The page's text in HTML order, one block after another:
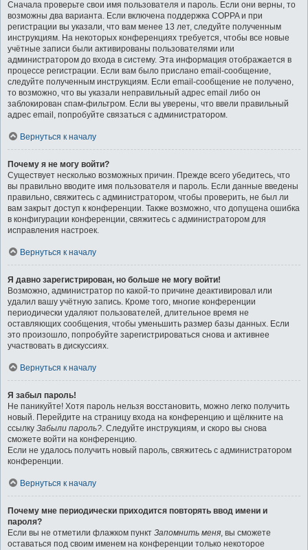
Сначала проверьте свои имя пользователя и пароль. Если они верны, то
возможны два варианта. Если включена поддержка COPPA и при
регистрации вы указали, что вам менее 13 лет, следуйте полученным
инструкциям. На некоторых конференциях требуется, чтобы все новые
учётные записи были активированы пользователями или
администратором до входа в систему. Эта информация отображается в
процессе регистрации. Если вам было прислано email-сообщение,
следуйте полученным инструкциям. Если email-сообщение не получено,
то возможно, что вы указали неправильный адрес email либо он
заблокирован спам-фильтром. Если вы уверены, что ввели правильный
адрес email, попробуйте связаться с администратором.
Вернуться к началу
Почему я не могу войти?
Существует несколько возможных причин. Прежде всего убедитесь, что
вы правильно вводите имя пользователя и пароль. Если данные введены
правильно, свяжитесь с администратором, чтобы проверить, не был ли
вам закрыт доступ к конференции. Также возможно, что допущена ошибка
в конфигурации конференции, свяжитесь с администратором для
исправления настроек.
Вернуться к началу
Я давно зарегистрирован, но больше не могу войти!
Возможно, администратор по какой-то причине деактивировал или
удалил вашу учётную запись. Кроме того, многие конференции
периодически удаляют пользователей, длительное время не
оставляющих сообщения, чтобы уменьшить размер базы данных. Если
это произошло, попробуйте зарегистрироваться снова и активнее
участвовать в дискуссиях.
Вернуться к началу
Я забыл пароль!
Не паникуйте! Хотя пароль нельзя восстановить, можно легко получить
новый. Перейдите на страницу входа на конференцию и щёлкните на
ссылку Забыли пароль?. Следуйте инструкциям, и скоро вы снова
сможете войти на конференцию.
Если не удалось получить новый пароль, свяжитесь с администратором
конференции.
Вернуться к началу
Почему мне периодически приходится повторять ввод имени и
пароля?
Если вы не отметили флажком пункт Запомнить меня, вы сможете
оставаться под своим именем на конференции только некоторое